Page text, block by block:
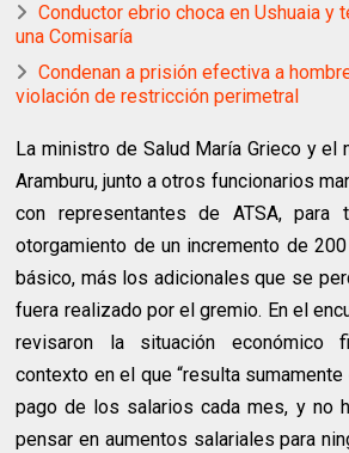
Conductor ebrio choca en Ushuaia y
una Comisaría
Condenan a prisión efectiva a
violación de restricción perimetral
La ministro de Salud María Grieco y el
Aramburu, junto a otros funcionarios
con representantes de ATSA,
otorgamiento de un incremento de
básico, más los adicionales que se
fuera realizado por el gremio. En el
revisaron la situación económico
contexto en el que “resulta
pago de los salarios cada mes, y no
pensar en aumentos salariales para